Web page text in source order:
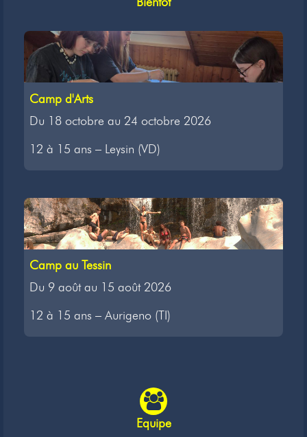
Camp d'Arts
Du 18 octobre au 24 octobre 2026
12 à 15 ans – Leysin (VD)
Camp au Tessin
Du 9 août au 15 août 2026
12 à 15 ans – Aurigeno (TI)
Equipe